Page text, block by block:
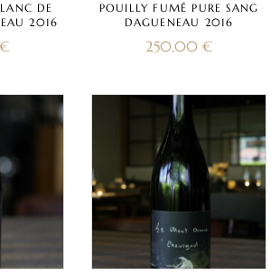
DE
2016
€
POUILLY FUMÉ PURE SANG
DAGUENEAU 2016
250,00 €